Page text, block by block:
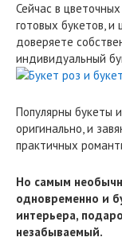
Сейчас в
готовых букетов, и
доверяете
индивидуальный
Популярны букеты
оригинально, и
практичных
Но самым
одновременно и
интерьера,
незабываемый.